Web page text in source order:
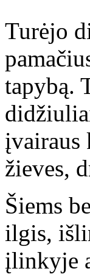
Turėjo
tapybą.
įvairaus
žieves,
Šiems
ilgis,
įlinkyje